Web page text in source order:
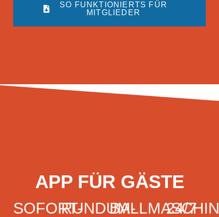
SO FUNKTIONIERTS FÜR
MITGLIEDER
APP FÜR GÄSTE
SOFORT-RUNDUM-
24/7